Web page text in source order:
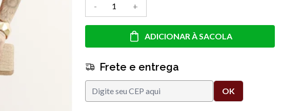
-
+
ADICIONAR À SACOLA
Frete e entrega